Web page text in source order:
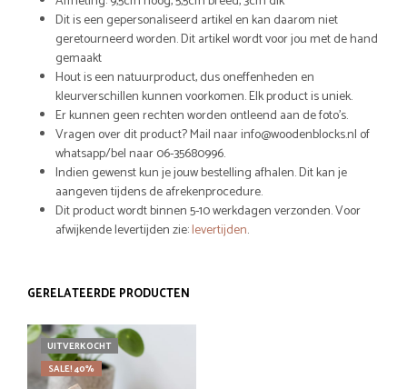
Dit is een gepersonaliseerd artikel en kan daarom niet
geretourneerd worden. Dit artikel wordt voor jou met de hand
gemaakt
Hout is een natuurproduct, dus oneffenheden en
kleurverschillen kunnen voorkomen. Elk product is uniek.
Er kunnen geen rechten worden ontleend aan de foto’s.
Vragen over dit product? Mail naar info@woodenblocks.nl of
whatsapp/bel naar 06-35680996.
Indien gewenst kun je jouw bestelling afhalen. Dit kan je
aangeven tijdens de afrekenprocedure.
Dit product wordt binnen 5-10 werkdagen verzonden. Voor
afwijkende levertijden zie:levertijden.
GERELATEERDE PRODUCTEN
UITVERKOCHT
SALE! 40%